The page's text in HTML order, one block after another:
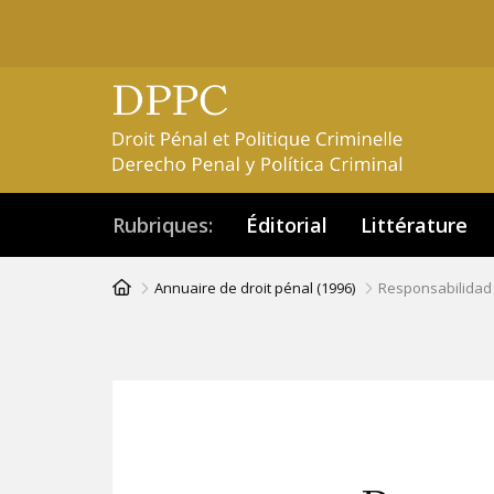
Rubriques Éditorial Littérature
Fil Annuaire de droit pénal (1996)